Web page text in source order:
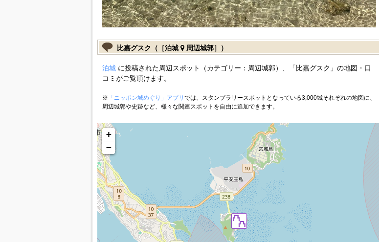
比嘉グスク（［泊城 周辺城郭］）
泊城に投稿された周辺スポット（カテゴリー：周辺城郭）、「比嘉グスク」の地図・口
コミがご覧頂けます。
※ 「ニッポン城めぐり」アプリ では、スタンプラリースポットとなっている3,000城それぞれの地図に、
周辺城郭や史跡など、様々な関連スポットを自由に追加できます。
+
−